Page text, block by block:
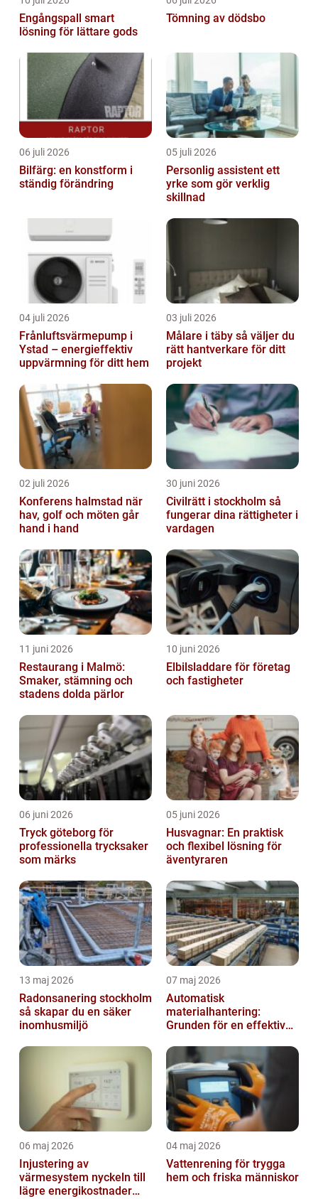
Engångspall smart
lösning för lättare gods
Tömning av dödsbo
06 juli 2026
Bilfärg: en konstform i
ständig förändring
05 juli 2026
Personlig assistent ett
yrke som gör verklig
skillnad
04 juli 2026
Frånluftsvärmepump i
Ystad – energieffektiv
uppvärmning för ditt hem
03 juli 2026
Målare i täby så väljer du
rätt hantverkare för ditt
projekt
02 juli 2026
Konferens halmstad när
hav, golf och möten går
hand i hand
30 juni 2026
Civilrätt i stockholm så
fungerar dina rättigheter i
vardagen
11 juni 2026
Restaurang i Malmö:
Smaker, stämning och
stadens dolda pärlor
10 juni 2026
Elbilsladdare för företag
och fastigheter
06 juni 2026
Tryck göteborg för
professionella trycksaker
som märks
05 juni 2026
Husvagnar: En praktisk
och flexibel lösning för
äventyraren
13 maj 2026
Radonsanering stockholm
så skapar du en säker
inomhusmiljö
07 maj 2026
Automatisk
materialhantering:
Grunden för en effektiv
06 maj 2026
Injustering av
värmesystem nyckeln till
lägre energikostnader
04 maj 2026
Vattenrening för trygga
hem och friska människor